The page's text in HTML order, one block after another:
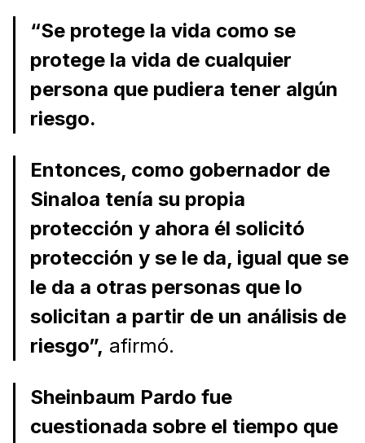
“Se protege la vida como se
protege la vida de cualquier
persona que pudiera tener algún
riesgo.
Entonces, como gobernador de
Sinaloa tenía su propia
protección y ahora él solicitó
protección y se le da, igual que se
le da a otras personas que lo
solicitan a partir de un análisis de
riesgo”, afirmó.
Sheinbaum Pardo fue
cuestionada sobre el tiempo que